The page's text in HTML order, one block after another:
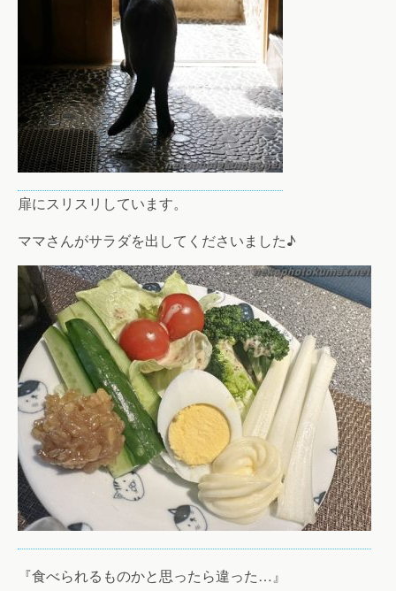
扉にスリスリしています。
ママさんがサラダを出してくださいました♪
『食べられるものかと思ったら違った…』